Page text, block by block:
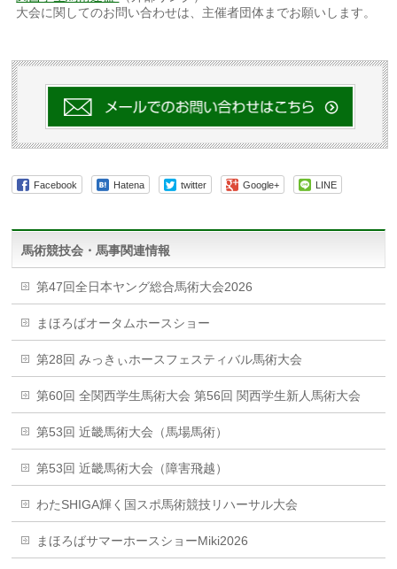
大会に関してのお問い合わせは、主催者団体までお願いします。
Facebook Hatena twitter Google+ LINE
馬術競技会・馬事関連情報
第47回全日本ヤング総合馬術大会2026
まほろばオータムホースショー
第28回 みっきぃホースフェスティバル馬術大会
第60回 全関西学生馬術大会 第56回 関西学生新人馬術大会
第53回 近畿馬術大会（馬場馬術）
第53回 近畿馬術大会（障害飛越）
わたSHIGA輝く国スポ馬術競技リハーサル大会
まほろばサマーホースショーMiki2026